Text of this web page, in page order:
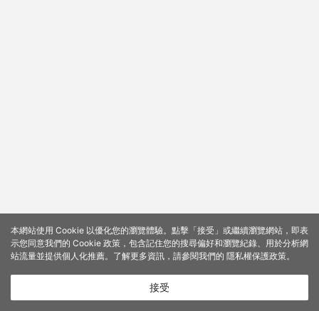
本網站使用 Cookie 以優化您的瀏覽體驗。點擊「接受」或繼續瀏覽網站，即表
示您同意我們的 Cookie 政策，包含記住您的搜尋偏好和瀏覽紀錄、用於分析網
站流量並提供個人化推薦。了解更多資訊，請參閱我們的 隱私權保護政策。
接受